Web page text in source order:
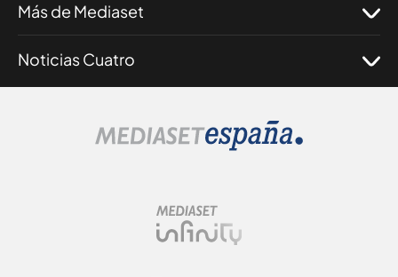
Más de Mediaset
Noticias Cuatro